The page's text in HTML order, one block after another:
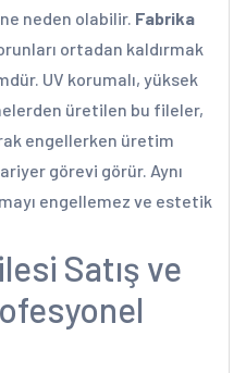
neden olabilir. Fabrika
ortadan kaldırmak
UV korumalı, yüksek
üretilen bu fileler,
engellerken üretim
görevi görür. Aynı
engellemez ve estetik
Satış ve